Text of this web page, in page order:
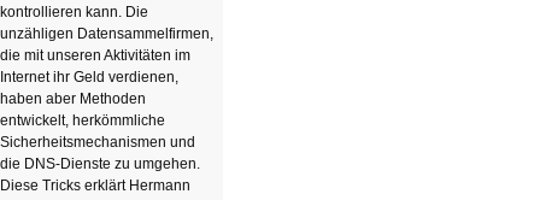
kontrollieren kann. Die
unzähligen Datensammelfirmen,
die mit unseren Aktivitäten im
Internet ihr Geld verdienen,
haben aber Methoden
entwickelt, herkömmliche
Sicherheitsmechanismen und
die DNS-Dienste zu umgehen.
Diese Tricks erklärt Hermann